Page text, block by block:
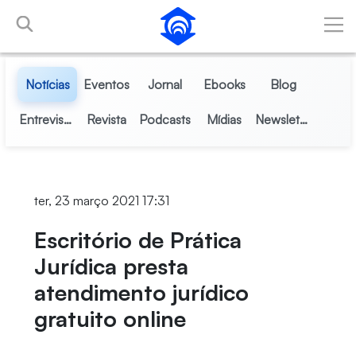
Pular para o Conteúdo principal
Notícias Eventos Jornal Ebooks Blog
Entrevistas Revista Podcasts Mídias Newsletter
ter, 23 março 2021 17:31
Escritório de Prática
Jurídica presta
atendimento jurídico
gratuito online